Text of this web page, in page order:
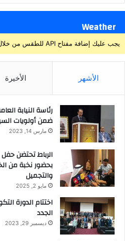
Weather
يجب عليك إضافة مفتاح API للطقس من خلال صفحة إعدادات القالب > الدمج
الأشهر الأخيرة
رئاسة النيابة
ضمن أولويات
مارس 14, 2023
بحضور نخبة من
والتجميل
مايو 2, 2025
اختتام الدورة
الجدد
ديسمبر 29, 2023